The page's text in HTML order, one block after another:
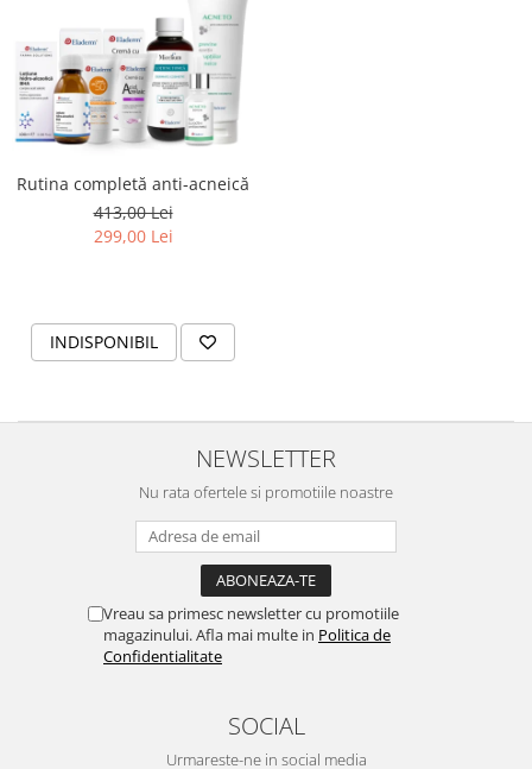
Rutina completă anti-acneică
413,00 Lei
299,00 Lei
INDISPONIBIL
NEWSLETTER
Nu rata ofertele si promotiile noastre
Vreau sa primesc newsletter cu promotiile
magazinului. Afla mai multe in Politica de
Confidentialitate
SOCIAL
Urmareste-ne in social media